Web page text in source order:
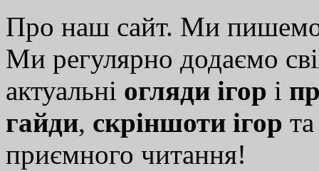
Про наш сайт. Ми
Ми регулярно додаємо
актуальні огляди ігор і
гайди, скріншоти ігор
приємного читання!